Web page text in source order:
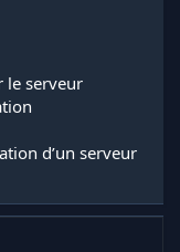
le serveur
d’un serveur